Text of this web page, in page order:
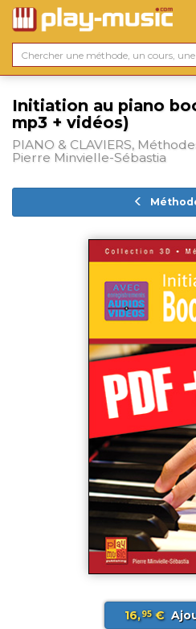
Initiation au piano
mp3 + vidéos)
PIANO & CLAVIERS,
Pierre Minvielle-Sébastia
16,95€